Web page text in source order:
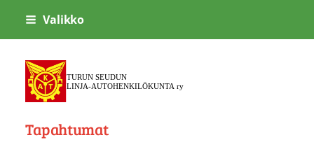
Siirry
Valikko
Turun Seudun Linja-
Tapahtumat